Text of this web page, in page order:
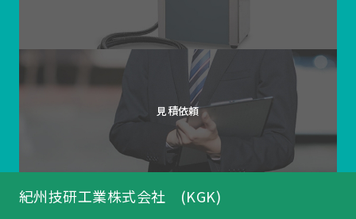
見積依頼
紀州技研工業株式会社 (KGK)